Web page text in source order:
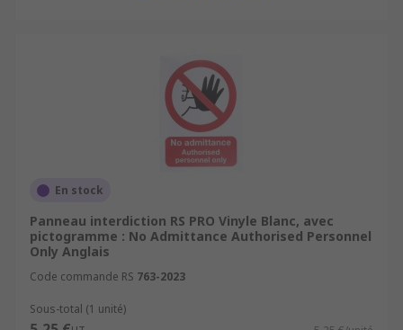
En stock
Panneau interdiction RS PRO Vinyle Blanc, avec
pictogramme : No Admittance Authorised Personnel
Only Anglais
Code commande RS 763-2023
Sous-total (1 unité)